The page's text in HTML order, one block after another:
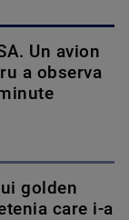
Un avion
a observa
golden
care i-a